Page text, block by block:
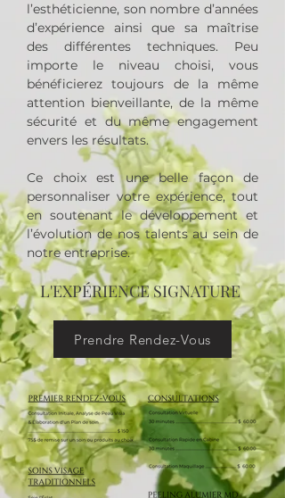
l’esthéticienne, son nombre d’années
d’expérience ainsi que sa maîtrise
des différentes techniques. Peu
importe le niveau choisi, vous
bénéficierez toujours de la même
attention bienveillante, de la même
sécurité et du même engagement
envers les résultats.
Ce choix est une belle façon de
personnaliser votre expérience, tout
en soutenant le développement et
l’évolution de nos talents au sein de
notre entreprise.
L'EXPÉRIENCE SIGNATURE
Prendre Rendez-Vous